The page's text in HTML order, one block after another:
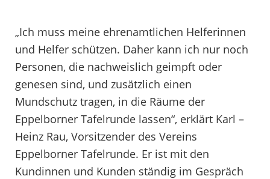
„Ich muss meine ehrenamtlichen Helferinnen
und Helfer schützen. Daher kann ich nur noch
Personen, die nachweislich geimpft oder
genesen sind, und zusätzlich einen
Mundschutz tragen, in die Räume der
Eppelborner Tafelrunde lassen“, erklärt Karl –
Heinz Rau, Vorsitzender des Vereins
Eppelborner Tafelrunde. Er ist mit den
Kundinnen und Kunden ständig im Gespräch